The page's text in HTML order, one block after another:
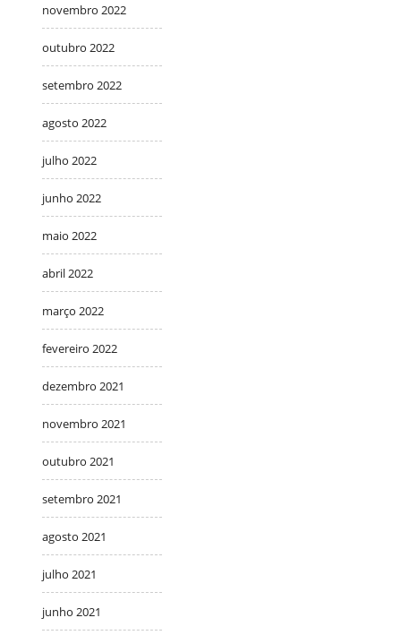
novembro 2022
outubro 2022
setembro 2022
agosto 2022
julho 2022
junho 2022
maio 2022
abril 2022
março 2022
fevereiro 2022
dezembro 2021
novembro 2021
outubro 2021
setembro 2021
agosto 2021
julho 2021
junho 2021